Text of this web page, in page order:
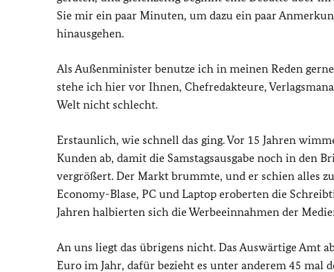
Sie mir ein paar Minuten, um dazu ein paar
hinausgehen.
Als Außenminister benutze ich in meinen Reden
stehe ich hier vor Ihnen, Chefredakteure,
Welt nicht schlecht.
Erstaunlich, wie schnell das ging. Vor 15 Jahren
Kunden ab, damit die Samstagsausgabe noch in den
vergrößert. Der Markt brummte, und er schien alles
Economy-Blase, PC und Laptop eroberten die
Jahren halbierten sich die Werbeeinnahmen der
An uns liegt das übrigens nicht. Das Auswärtige Amt
Euro im Jahr, dafür bezieht es unter anderem 45 mal